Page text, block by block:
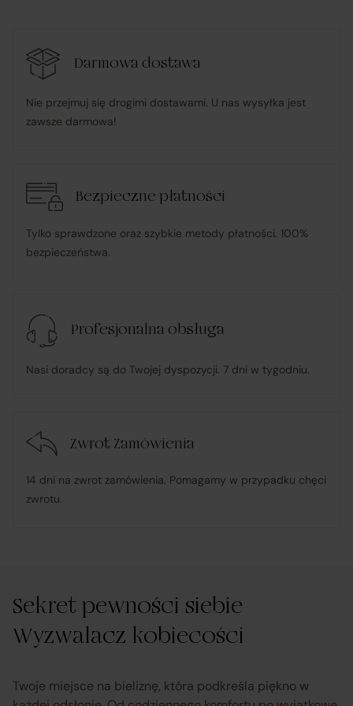
Darmowa dostawa
Nie przejmuj się drogimi dostawami. U nas wysyłka jest
zawsze darmowa!
Bezpieczne płatności
Tylko sprawdzone oraz szybkie metody płatności. 100%
bezpieczeństwa.
Profesjonalna obsługa
Nasi doradcy są do Twojej dyspozycji. 7 dni w tygodniu.
Zwrot Zamówienia
14 dni na zwrot zamówienia. Pomagamy w przypadku chęci
zwrotu.
Sekret pewności siebie
Wyzwalacz kobiecości
Twoje miejsce na bieliznę, która podkreśla piękno w
działa w imieniu i na rzecz Klienta (na podstawie
udzielonego pełnomocnictwa), składając zamówienie u
Sprzedawcy i dokonując płatności za towar;
konsumenckie zgodnie z ustawą o prawach
konsumenta;
lub zwrot środków Klientowi;
udostępnia, na życzenie Klienta, dokumentację
produktową i instrukcje użytkowania w języku polskim;
obsługuje odstąpienie od umowy pośrednictwa;
przekazuje informacje na temat odstąpienia od umowy